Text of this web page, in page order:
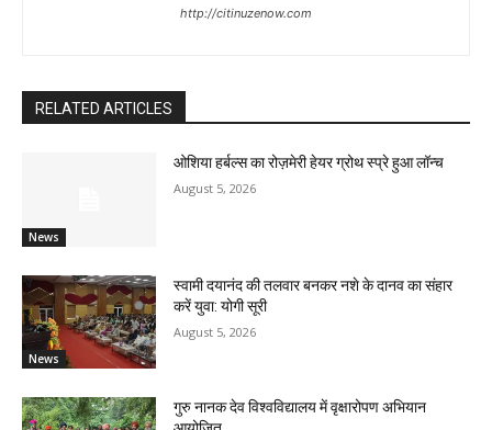
http://citinuzenow.com
RELATED ARTICLES
News
ओशिया हर्बल्स का रोज़मेरी हेयर ग्रोथ स्प्रे हुआ लॉन्च
August 5, 2026
News
स्वामी दयानंद की तलवार बनकर नशे के दानव का संहार
करें युवा: योगी सूरी
August 5, 2026
गुरु नानक देव विश्वविद्यालय में वृक्षारोपण अभियान